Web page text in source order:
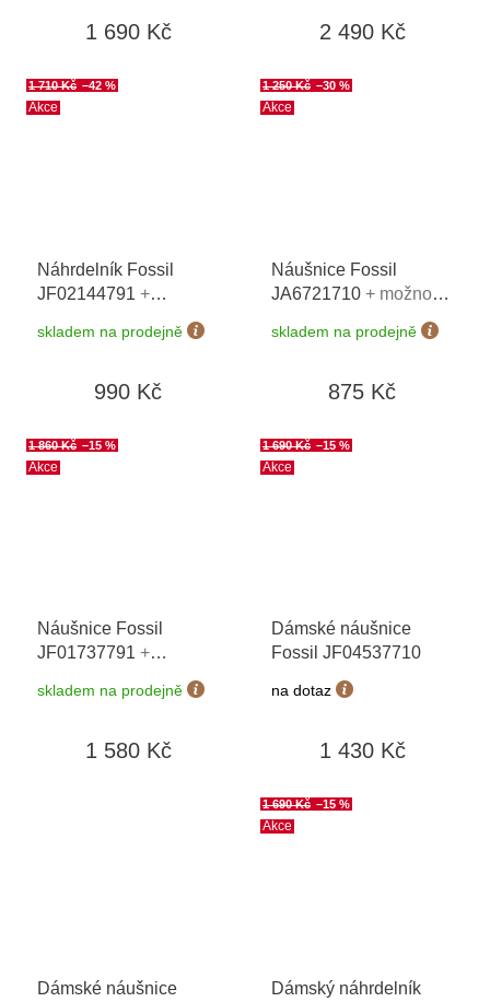
1 690 Kč 2 490 Kč
Akce
1 710 Kč –42 %
Náhrdelník Fossil
JF02144791 +
možnost výměny do 90
dní
skladem na prodejně
990 Kč
Akce
1 250 Kč –30 %
Náušnice Fossil
JA6721710 + možnost
skladem na prodejně
875 Kč
Akce
1 860 Kč –15 %
Náušnice Fossil
JF01737791 +
možnost výměny do 90
dní
skladem na prodejně
1 580 Kč
Akce
1 690 Kč –15 %
Dámské náušnice
Fossil JF04537710
na dotaz
1 430 Kč
Dámské náušnice
Akce
1 690 Kč –15 %
Dámský náhrdelník